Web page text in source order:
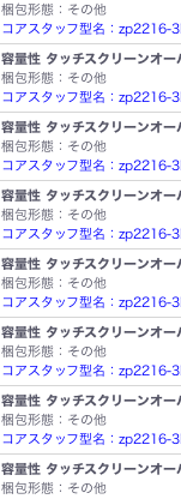
梱包形態：その他
コアスタッフ型名：zp2216-
容量性 タッチスクリーン
梱包形態：その他
コアスタッフ型名：zp2216-
容量性 タッチスクリーンオ
梱包形態：その他
コアスタッフ型名：zp2216-
容量性 タッチスクリーン
梱包形態：その他
コアスタッフ型名：zp2216-
容量性 タッチスクリーン
梱包形態：その他
コアスタッフ型名：zp2216-
容量性 タッチスクリーン
梱包形態：その他
コアスタッフ型名：zp2216-
容量性 タッチスクリーンオ
梱包形態：その他
コアスタッフ型名：zp2216-
容量性 タッチスクリーン
梱包形態：その他